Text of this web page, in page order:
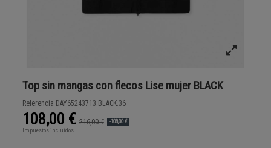
Top sin mangas con flecos Lise mujer BLACK
Referencia DAY65243713.BLACK.36
108,00 € 216,00 € -108,00 €
Impuestos incluidos